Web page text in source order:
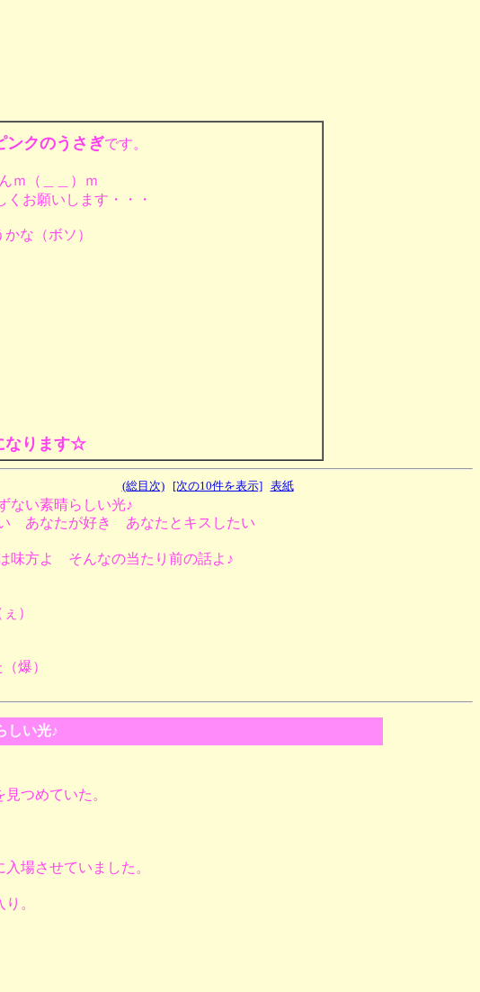
ンクのうさぎです。
ｍ（＿＿）ｍ
お願いします・・・
な（ボソ）
なります☆
(総目次) [次の10件を表示] 表紙
ない素晴らしい光♪
い あなたが好き あなたとキスしたい
味方よ そんなの当たり前の話よ♪
）
爆）
しい光♪
つめていた。
場させていました。
。